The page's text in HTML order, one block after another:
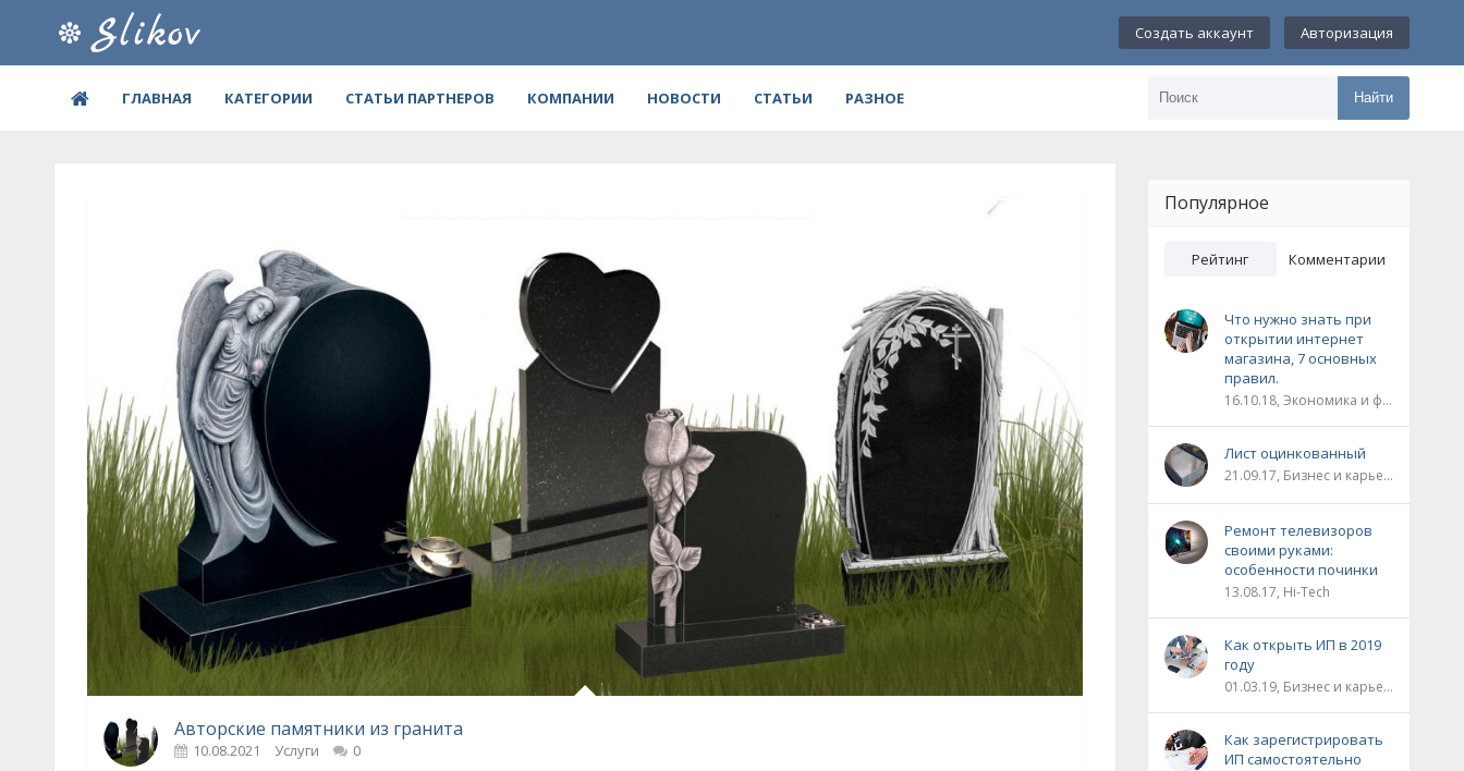
Создать аккаунт Авторизация
ГЛАВНАЯ КАТЕГОРИИ СТАТЬИ ПАРТНЕРОВ КОМПАНИИ НОВОСТИ СТАТЬИ РАЗНОЕ Найти
Авторские памятники из гранита
10.08.2021 Услуги 0
Популярное
Рейтинг Комментарии
Что нужно знать при
открытии интернет
магазина, 7 основных
правил.
16.10.18, Экономика и финансы
Лист оцинкованный
21.09.17, Бизнес и карьера
Ремонт телевизоров
своими руками:
особенности починки
13.08.17, Hi-Tech
Как открыть ИП в 2019
году
01.03.19, Бизнес и карьера
Как зарегистрировать
ИП самостоятельно